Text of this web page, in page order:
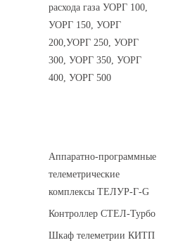
расхода газа УОРГ 100,
УОРГ 150, УОРГ
200,УОРГ 250, УОРГ
300, УОРГ 350, УОРГ
400, УОРГ 500
Аппаратно-программные
телеметрические
комплексы ТЕЛУР-Г-G
Контроллер СТЕЛ-Турбо
Шкаф телеметрии КИТП